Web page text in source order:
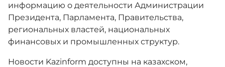
Единый словарь
информацию о деятельности Администрации
Президента, Парламента, Правительства,
региональных властей, национальных
финансовых и промышленных структур.
Новости Kazinform доступны на казахском,